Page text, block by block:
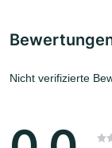
Nicht verifizierte